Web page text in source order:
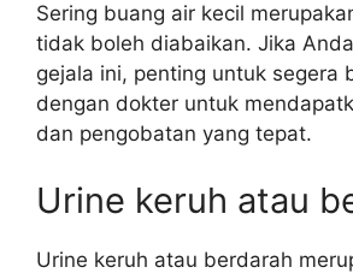
Sering buang air kecil
tidak boleh diabaikan. Jika
gejala ini, penting untuk segera
dengan dokter untuk
dan pengobatan yang tepat.
Urine keruh atau
Urine keruh atau berdarah